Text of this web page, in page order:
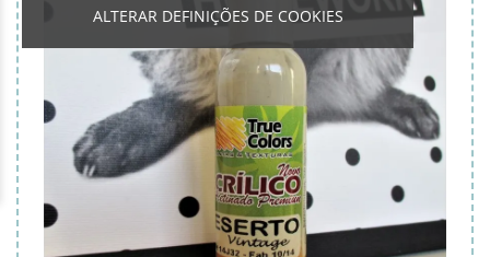
ALTERAR DEFINIÇÕES DE COOKIES